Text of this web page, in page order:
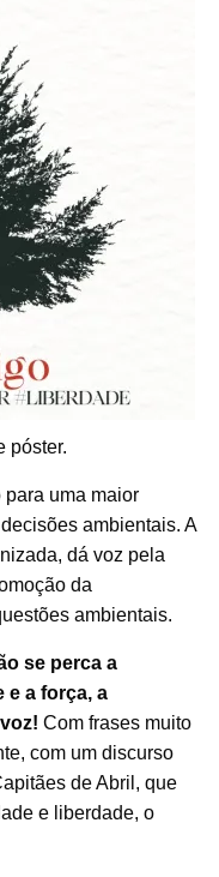
póster.
uma maior
ambientais. A
dá voz pela
da
ambientais.
se perca a
e a força, a
Com frases muito
com um discurso
de Abril, que
e liberdade, o